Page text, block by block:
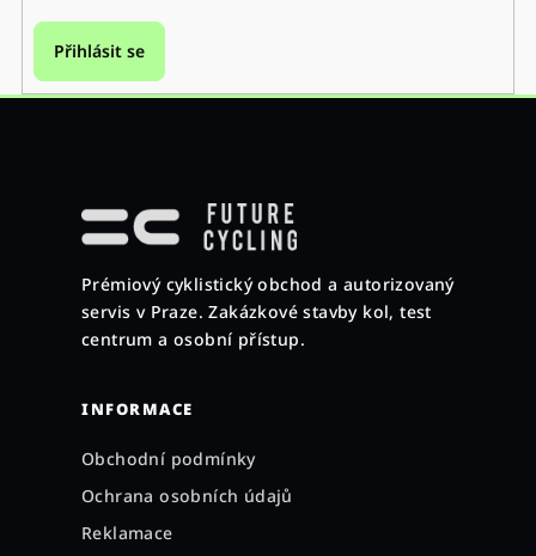
Přihlásit se
Prémiový cyklistický obchod a autorizovaný
servis v Praze. Zakázkové stavby kol, test
centrum a osobní přístup.
INFORMACE
Obchodní podmínky
Ochrana osobních údajů
Reklamace